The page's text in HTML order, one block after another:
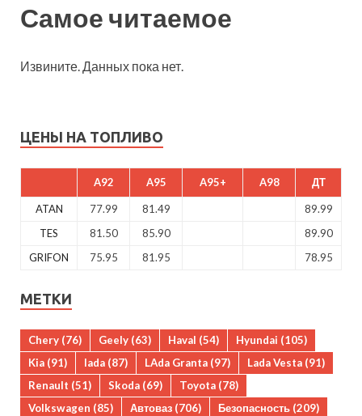
Самое читаемое
Извините. Данных пока нет.
ЦЕНЫ НА ТОПЛИВО
A92 A95 A95+ A98 ДТ
ATAN 77.99 81.49
89.99
TES
81.50 85.90
89.90
GRIFON
75.95 81.95 78.95
МЕТКИ
Chery (76) Geely (63) Haval (54) Hyundai (105)
Kia (91) lada (87) LAda Granta (97) Lada Vesta (91)
Renault (51) Skoda (69) Toyota (78)
Volkswagen (85) Автоваз (706) Безопасность (209)